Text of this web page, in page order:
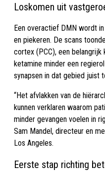
Loskomen uit
Een overactief DMN wordt
en piekeren. De scans
cortex (PCC), een belangrijk
ketamine minder een
synapsen in dat gebied juist
“Het afvlakken van de
kunnen verklaren waarom
minder gevangen voelen in
Sam Mandel, directeur en
Los Angeles.
Eerste stap richting